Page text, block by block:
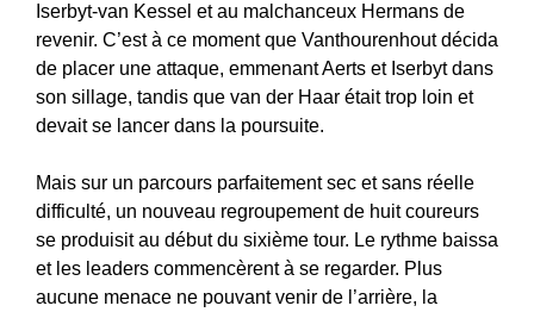
Iserbyt-van Kessel et au malchanceux Hermans de
revenir. C’est à ce moment que Vanthourenhout décida
de placer une attaque, emmenant Aerts et Iserbyt dans
son sillage, tandis que van der Haar était trop loin et
devait se lancer dans la poursuite.
Mais sur un parcours parfaitement sec et sans réelle
difficulté, un nouveau regroupement de huit coureurs
se produisit au début du sixième tour. Le rythme baissa
et les leaders commencèrent à se regarder. Plus
aucune menace ne pouvant venir de l’arrière, la